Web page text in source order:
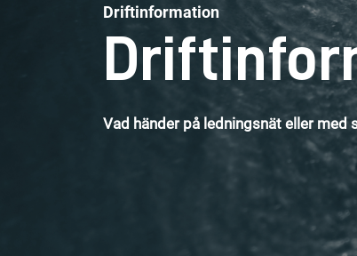
Driftinformation
Vad händer på ledningsnät eller med